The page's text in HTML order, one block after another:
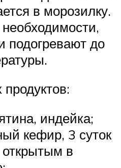
в морозилку.
подогревают до
индейка;
кефир, 3 суток
в